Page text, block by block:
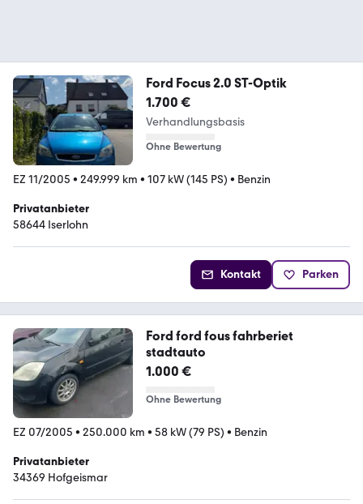
Ford Focus 2.0 ST-Optik
1.700 €
Verhandlungsbasis
Ohne Bewertung
EZ 11/2005 • 249.999 km • 107 kW (145 PS) • Benzin
Privatanbieter
58644 Iserlohn
Kontakt Parken
Ford ford fous fahrberiet
stadtauto
1.000 €
Ohne Bewertung
EZ 07/2005 • 250.000 km • 58 kW (79 PS) • Benzin
Privatanbieter
34369 Hofgeismar